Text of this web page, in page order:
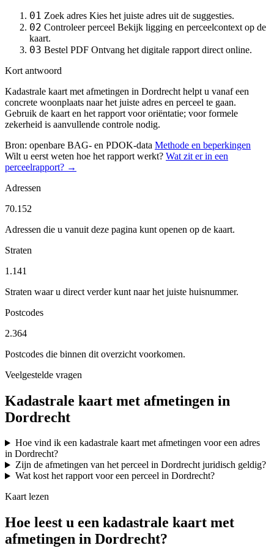
01 Zoek adres Kies het juiste adres uit de suggesties.
02 Controleer perceel Bekijk ligging en perceelcontext op de
kaart.
03 Bestel PDF Ontvang het digitale rapport direct online.
Kort antwoord
Kadastrale kaart met afmetingen in Dordrecht helpt u vanaf een
concrete woonplaats naar het juiste adres en perceel te gaan.
Gebruik de kaart en het rapport voor oriëntatie; voor formele
zekerheid is aanvullende controle nodig.
Bron: openbare BAG- en PDOK-data Methode en beperkingen
Wilt u eerst weten hoe het rapport werkt? Wat zit er in een
perceelrapport? →
Adressen
70.152
Adressen die u vanuit deze pagina kunt openen op de kaart.
Straten
1.141
Straten waar u direct verder kunt naar het juiste huisnummer.
Postcodes
2.364
Postcodes die binnen dit overzicht voorkomen.
Veelgestelde vragen
Kadastrale kaart met afmetingen in
Dordrecht
Hoe vind ik een kadastrale kaart met afmetingen voor een adres
in Dordrecht?
Zijn de afmetingen van het perceel in Dordrecht juridisch geldig?
Wat kost het rapport voor een perceel in Dordrecht?
Kaart lezen
Hoe leest u een kadastrale kaart met
afmetingen in Dordrecht?